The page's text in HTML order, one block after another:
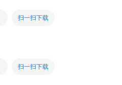
扫一扫下载
扫一扫下载